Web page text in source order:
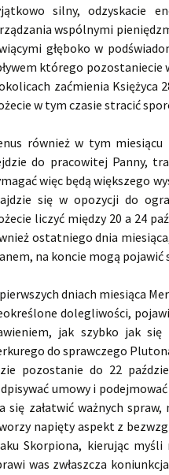
silny, odzyskacie
wspólnymi
głęboko w
którego pozostaniecie
zaćmienia Księżyca
w tym czasie stracić
również w tym
do pracowitej Panny,
więc będą większego
się w opozycji do
liczyć między 20 a 24
ostatniego dnia
na koncie mogą
dniach miesiąca
dolegliwości,
jak szybko jak
do sprawczego
pozostanie do 22
umowy i
się załatwić ważnych
napięty aspekt z
Skorpiona, kierując
was zwłaszcza